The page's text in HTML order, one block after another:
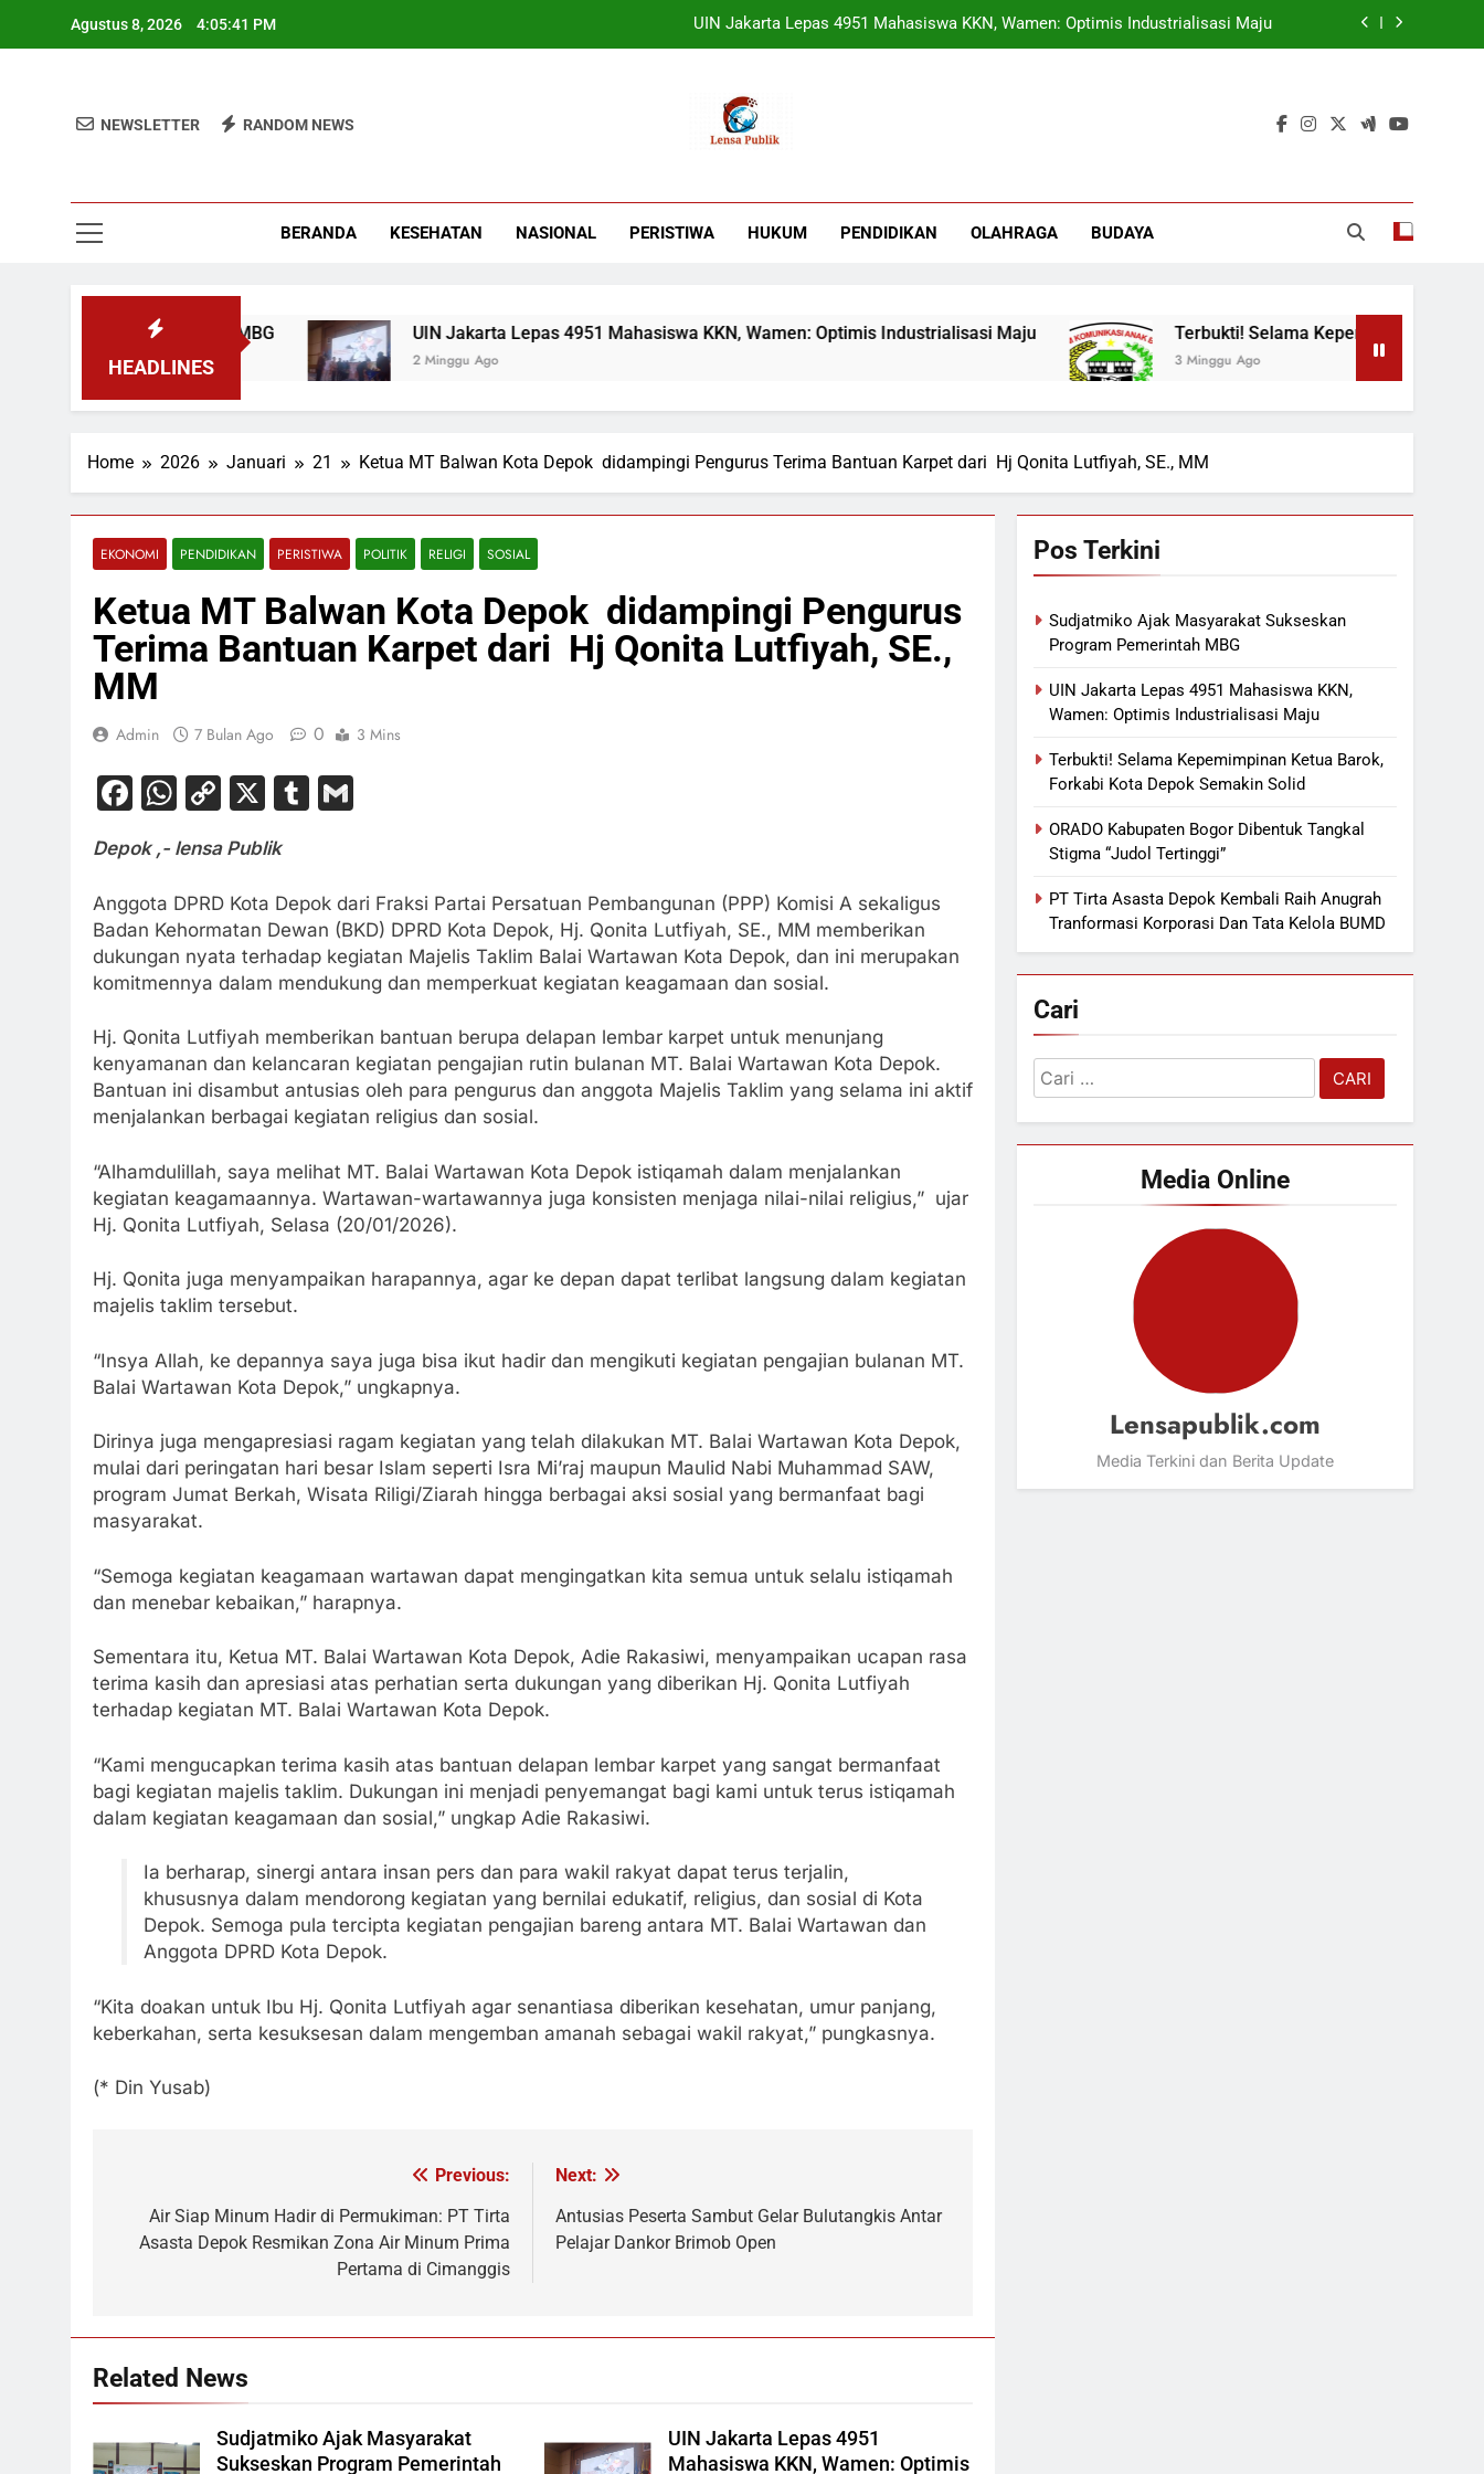
Agustus 8, 2026 4:05:42 PM UIN Jakarta Lepas 4951 Mahasiswa KKN, Wamen: Optimis Industrialisasi Maju
NEWSLETTER RANDOM NEWS
BERANDA KESEHATAN NASIONAL PERISTIWA HUKUM PENDIDIKAN OLAHRAGA BUDAYA
HEADLINES
Pemerintah MBG UIN Jakarta Lepas 4951 Mahasiswa KKN, Wamen: Optimis Industrialisasi Maju
2 Minggu Ago
Terbukti! Selama Kepemimpinan Ketua
3 Minggu Ago
Home 2026 Januari 21 Ketua MT Balwan Kota Depok didampingi Pengurus Terima Bantuan Karpet dari Hj Qonita Lutfiyah, SE., MM
EKONOMI PENDIDIKAN PERISTIWA POLITIK RELIGI SOSIAL
Ketua MT Balwan Kota Depok didampingi Pengurus
Terima Bantuan Karpet dari Hj Qonita Lutfiyah, SE.,
MM
Admin 7 Bulan Ago 0 3 Mins
Facebook
WhatsApp
Copy
X Tumblr
Depok ,- lensa Publik
Anggota DPRD Kota Depok dari Fraksi Partai Persatuan Pembangunan (PPP) Komisi A sekaligus
Badan Kehormatan Dewan (BKD) DPRD Kota Depok, Hj. Qonita Lutfiyah, SE., MM memberikan
dukungan nyata terhadap kegiatan Majelis Taklim Balai Wartawan Kota Depok, dan ini merupakan
komitmennya dalam mendukung dan memperkuat kegiatan keagamaan dan sosial.
Hj. Qonita Lutfiyah memberikan bantuan berupa delapan lembar karpet untuk menunjang
kenyamanan dan kelancaran kegiatan pengajian rutin bulanan MT. Balai Wartawan Kota Depok.
Bantuan ini disambut antusias oleh para pengurus dan anggota Majelis Taklim yang selama ini aktif
menjalankan berbagai kegiatan religius dan sosial.
“Alhamdulillah, saya melihat MT. Balai Wartawan Kota Depok istiqamah dalam menjalankan
kegiatan keagamaannya. Wartawan-wartawannya juga konsisten menjaga nilai-nilai religius,” ujar
Hj. Qonita Lutfiyah, Selasa (20/01/2026).
Hj. Qonita juga menyampaikan harapannya, agar ke depan dapat terlibat langsung dalam kegiatan
majelis taklim tersebut.
“Insya Allah, ke depannya saya juga bisa ikut hadir dan mengikuti kegiatan pengajian bulanan MT.
Balai Wartawan Kota Depok,” ungkapnya.
Dirinya juga mengapresiasi ragam kegiatan yang telah dilakukan MT. Balai Wartawan Kota Depok,
mulai dari peringatan hari besar Islam seperti Isra Mi’raj maupun Maulid Nabi Muhammad SAW,
program Jumat Berkah, Wisata Riligi/Ziarah hingga berbagai aksi sosial yang bermanfaat bagi
masyarakat.
“Semoga kegiatan keagamaan wartawan dapat mengingatkan kita semua untuk selalu istiqamah
dan menebar kebaikan,” harapnya.
Sementara itu, Ketua MT. Balai Wartawan Kota Depok, Adie Rakasiwi, menyampaikan ucapan rasa
terima kasih dan apresiasi atas perhatian serta dukungan yang diberikan Hj. Qonita Lutfiyah
terhadap kegiatan MT. Balai Wartawan Kota Depok.
“Kami mengucapkan terima kasih atas bantuan delapan lembar karpet yang sangat bermanfaat
bagi kegiatan majelis taklim. Dukungan ini menjadi penyemangat bagi kami untuk terus istiqamah
dalam kegiatan keagamaan dan sosial,” ungkap Adie Rakasiwi.
Ia berharap, sinergi antara insan pers dan para wakil rakyat dapat terus terjalin,
khususnya dalam mendorong kegiatan yang bernilai edukatif, religius, dan sosial di Kota
Depok. Semoga pula tercipta kegiatan pengajian bareng antara MT. Balai Wartawan dan
Anggota DPRD Kota Depok.
“Kita doakan untuk Ibu Hj. Qonita Lutfiyah agar senantiasa diberikan kesehatan, umur panjang,
keberkahan, serta kesuksesan dalam mengemban amanah sebagai wakil rakyat,” pungkasnya.
(* Din Yusab)
pos
Previous:
Air Siap Minum Hadir di Permukiman: PT Tirta
Asasta Depok Resmikan Zona Air Minum Prima
Pertama di Cimanggis
Next:
Antusias Peserta Sambut Gelar Bulutangkis Antar
Pelajar Dankor Brimob Open
Related News
Sudjatmiko Ajak Masyarakat
Sukseskan Program Pemerintah
UIN Jakarta Lepas 4951
Mahasiswa KKN, Wamen: Optimis
Pos Terkini
Sudjatmiko Ajak Masyarakat Sukseskan
Program Pemerintah MBG
UIN Jakarta Lepas 4951 Mahasiswa KKN,
Wamen: Optimis Industrialisasi Maju
Terbukti! Selama Kepemimpinan Ketua Barok,
Forkabi Kota Depok Semakin Solid
ORADO Kabupaten Bogor Dibentuk Tangkal
Stigma “Judol Tertinggi”
PT Tirta Asasta Depok Kembali Raih Anugrah
Tranformasi Korporasi Dan Tata Kelola BUMD
Cari
Cari
untuk:
Media Online
Lensapublik.com
Media Terkini dan Berita Update